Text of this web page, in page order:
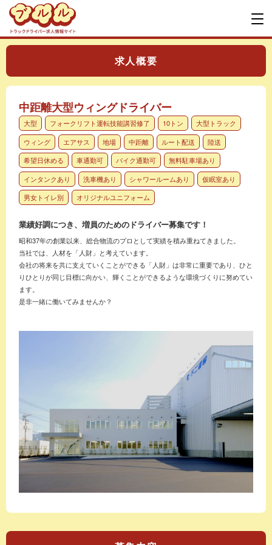
求人概要
中距離大型ウィングドライバー
大型 フォークリフト運転技能講習修了 10トン
大型トラック
ウィング
エアサス 地場 中距離 ルート配送
陸送
希望日休める
車通勤可 バイク通勤可
無料駐車場あり
インタンクあり
洗車機あり シャワールームあり
仮眠室あり
男女トイレ別
オリジナルユニフォーム
業績好調につき、増員のためのドライバー募集です！
昭和37年の創業以来、総合物流のプロとして実績を積み重ねてきました。
当社では、人材を「人財」と考えています。
会社の将来を共に支えていくことができる「人財」は非常に重要であり、ひと
りひとりが同じ目標に向かい、輝くことができるような環境づくりに努めてい
ます。
是非一緒に働いてみませんか？